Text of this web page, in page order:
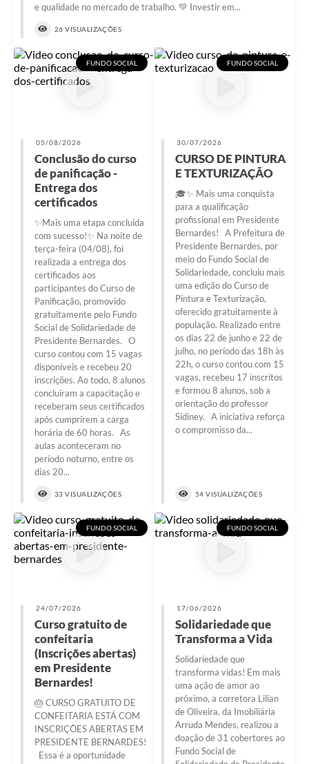
e qualidade no mercado de trabalho. 💚 Investir em...
26 VISUALIZAÇÕES
FUNDO SOCIAL
05/08/2026
Conclusão do curso
de panificação -
Entrega dos
certificados
✨Mais uma etapa concluída
com sucesso!✨ Na noite de
terça-feira (04/08), foi
realizada a entrega dos
certificados aos
participantes do Curso de
Panificação, promovido
gratuitamente pelo Fundo
Social de Solidariedade de
Presidente Bernardes. O
curso contou com 15 vagas
disponíveis e recebeu 20
inscrições. Ao todo, 8 alunos
concluíram a capacitação e
receberam seus certificados
após cumprirem a carga
horária de 60 horas. As
aulas aconteceram no
período noturno, entre os
dias 20...
33 VISUALIZAÇÕES
FUNDO SOCIAL
30/07/2026
CURSO DE PINTURA
E TEXTURIZAÇÃO
🎓✨ Mais uma conquista
para a qualificação
profissional em Presidente
Bernardes! A Prefeitura de
Presidente Bernardes, por
meio do Fundo Social de
Solidariedade, concluiu mais
uma edição do Curso de
Pintura e Texturização,
oferecido gratuitamente à
população. Realizado entre
os dias 22 de junho e 22 de
julho, no período das 18h às
22h, o curso contou com 15
vagas, recebeu 17 inscritos
e formou 8 alunos, sob a
orientação do professor
Sidiney. A iniciativa reforça
o compromisso da...
54 VISUALIZAÇÕES
FUNDO SOCIAL
24/07/2026
Curso gratuito de
confeitaria
(Inscrições abertas)
em Presidente
Bernardes!
🎂 CURSO GRATUITO DE
CONFEITARIA ESTÁ COM
INSCRIÇÕES ABERTAS EM
PRESIDENTE BERNARDES!
Essa é a oportunidade
FUNDO SOCIAL
17/06/2026
Solidariedade que
Transforma a Vida
Solidariedade que
transforma vidas! Em mais
uma ação de amor ao
próximo, a corretora Lilian
de Oliveira, da Imobiliária
Arruda Mendes, realizou a
doação de 31 cobertores ao
Fundo Social de